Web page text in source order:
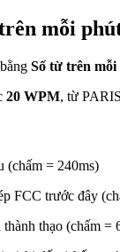
mỗi
Số từ trên
20 WPM, từ
(chấm = 240ms)
FCC trước đây
thạo (chấm =